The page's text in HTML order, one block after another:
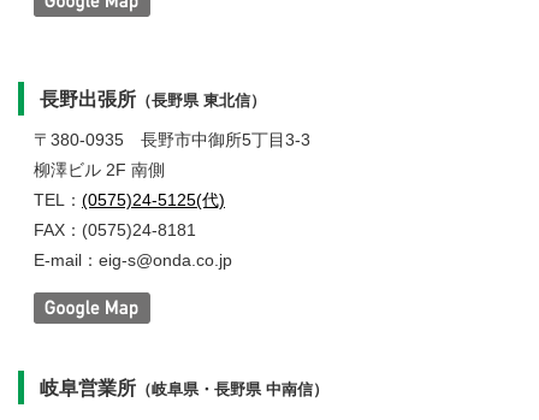
長野出張所 （長野県 東北信）
〒380-0935 長野市中御所5丁目3-3
柳澤ビル 2F 南側
TEL： (0575)24-5125(代)
FAX：(0575)24-8181
E-mail：eig-s@onda.co.jp
岐阜営業所 （岐阜県・長野県 中南信）